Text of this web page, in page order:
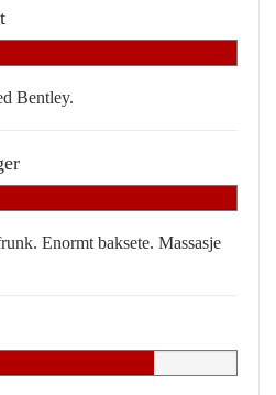
Bentley.
Enormt baksete. Massasje